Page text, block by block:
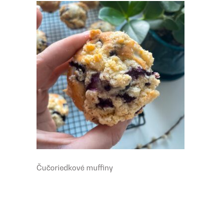
Čučoriedkové muffiny